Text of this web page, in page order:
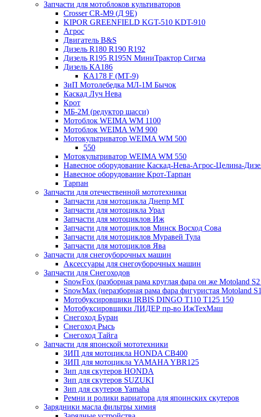
Запчасти для мотоблоков культиваторов
Crosser CR-M9 (Д 9Е)
KIPOR GREENFIELD KGT-510 KDT-910
Агрос
Двигатель B&S
Дизель R180 R190 R192
Дизель R195 R195N МиниТрактор Сигма
Дизель КА186
КА178 F (МТ-9)
ЗиП Мотолебедка МЛ-1М Бычок
Каскад Луч Нева
Крот
МБ-2М (редуктор шасси)
Мотоблок WEIMA WM 1100
Мотоблок WEIMA WM 900
Мотокультриватор WEIMA WM 500
550
Мотокультриватор WEIMA WM 550
Навесное оборудование Каскад-Нева-Агрос-Целина-
Навесное оборудование Крот-Тарпан
Тарпан
Запчасти для отечественной мототехники
Запчасти для мотоцикла Днепр МТ
Запчасти для мотоцикла Урал
Запчасти для мотоциклов Иж
Запчасти для мотоциклов Минск Восход Сова
Запчасти для мотоциклов Муравей Тула
Запчасти для мотоциклов Ява
Запчасти для снегоуборочных машин
Аксессуары для снегоуборочных машин
Запчасти для Снегоходов
SnowFox (разборная рама круглая фара он же Motoland
SnowMax (неразборная рама фара фигуристая Motoland
Мотобуксировщики IRBIS DINGO Т110 Т125 150
Мотобуксировщики ЛИДЕР пр-во ИжТехМаш
Снегоход Буран
Снегоход Рысь
Снегоход Тайга
Запчасти для японской мототехники
ЗИП для мотоцикла HONDA CB400
ЗИП для мотоцикла YAMAHA YBR125
Зип для скутеров HONDA
Зип для скутеров SUZUKI
Зип для скутеров Yamaha
Ремни и ролики вариатора для япоинских скутеров
Зарядники масла фильтры химия